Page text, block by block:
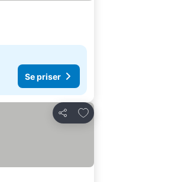
Se priser
Del
Føj til favoritter